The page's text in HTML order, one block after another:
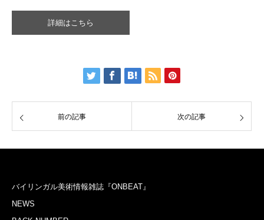
詳細はこちら
前の記事 次の記事
バイリンガル美術情報雑誌『ONBEAT』
NEWS